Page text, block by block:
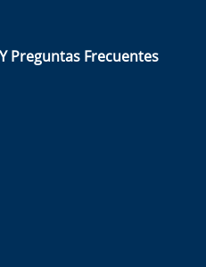
Preguntas Frecuentes